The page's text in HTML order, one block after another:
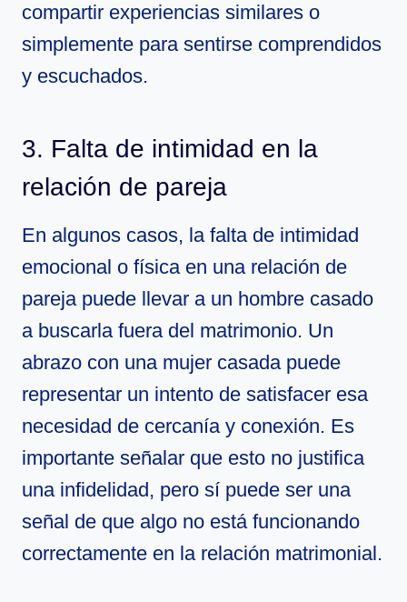
compartir experiencias similares o
simplemente para sentirse comprendidos
y escuchados.
3. Falta de intimidad en la
relación de pareja
En algunos casos, la falta de intimidad
emocional o física en una relación de
pareja puede llevar a un hombre casado
a buscarla fuera del matrimonio. Un
abrazo con una mujer casada puede
representar un intento de satisfacer esa
necesidad de cercanía y conexión. Es
importante señalar que esto no justifica
una infidelidad, pero sí puede ser una
señal de que algo no está funcionando
correctamente en la relación matrimonial.